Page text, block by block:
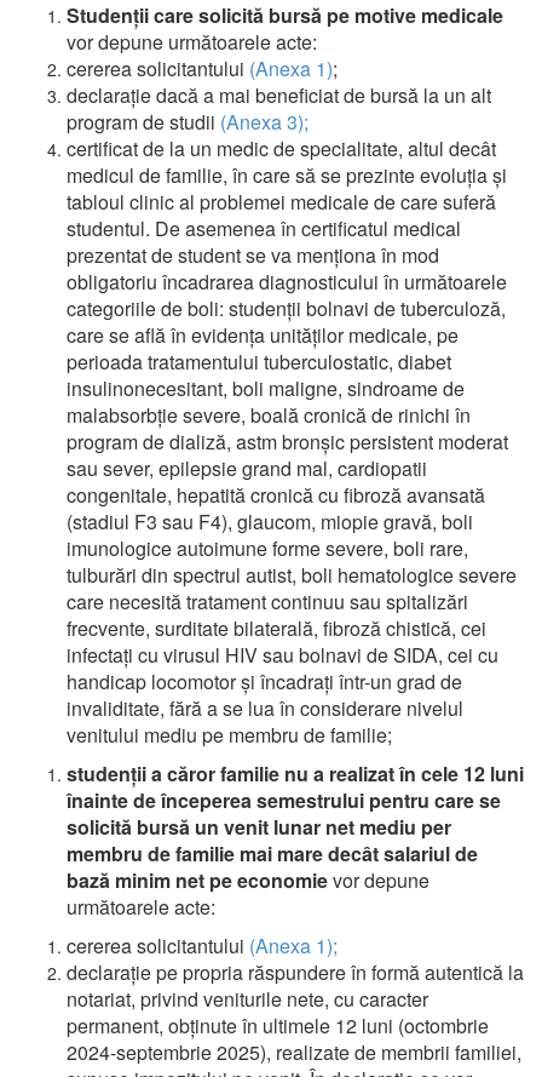
Studenţii care solicită bursă pe motive medicale
vor depune următoarele acte:
cererea solicitantului (Anexa 1);
declarație dacă a mai beneficiat de bursă la un alt
program de studii (Anexa 3);
certificat de la un medic de specialitate, altul decât
medicul de familie, în care să se prezinte evoluția şi
tabloul clinic al problemei medicale de care suferă
studentul. De asemenea în certificatul medical
prezentat de student se va menţiona în mod
obligatoriu încadrarea diagnosticului în următoarele
categoriile de boli: studenţii bolnavi de tuberculoză,
care se află în evidenţa unităţilor medicale, pe
perioada tratamentului tuberculostatic, diabet
insulinonecesitant, boli maligne, sindroame de
malabsorbţie severe, boală cronică de rinichi în
program de dializă, astm bronşic persistent moderat
sau sever, epilepsie grand mal, cardiopatii
congenitale, hepatită cronică cu fibroză avansată
(stadiul F3 sau F4), glaucom, miopie gravă, boli
imunologice autoimune forme severe, boli rare,
tulburări din spectrul autist, boli hematologice severe
care necesită tratament continuu sau spitalizări
frecvente, surditate bilaterală, fibroză chistică, cei
infectaţi cu virusul HIV sau bolnavi de SIDA, cei cu
handicap locomotor şi încadraţi într-un grad de
invaliditate, fără a se lua în considerare nivelul
venitului mediu pe membru de familie;
studenţii a căror familie nu a realizat în cele 12 luni
înainte de începerea semestrului pentru care se
solicită bursă un venit lunar net mediu per
membru de familie mai mare decât salariul de
bază minim net pe economievor depune
următoarele acte:
cererea solicitantului (Anexa 1);
declaraţie pe propria răspundere în formă autentică la
notariat, privind veniturile nete, cu caracter
permanent, obţinute în ultimele 12 luni (octombrie
2024-septembrie 2025), realizate de membrii familiei,